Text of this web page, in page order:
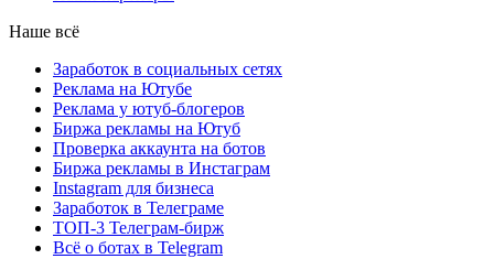
Наше всё
Заработок в социальных сетях
Реклама на Ютубе
Реклама у ютуб-блогеров
Биржа рекламы на Ютуб
Проверка аккаунта на ботов
Биржа рекламы в Инстаграм
Instagram для бизнеса
Заработок в Телеграме
ТОП-3 Телеграм-бирж
Всё о ботах в Telegram